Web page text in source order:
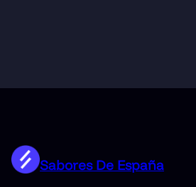
Sabores De España